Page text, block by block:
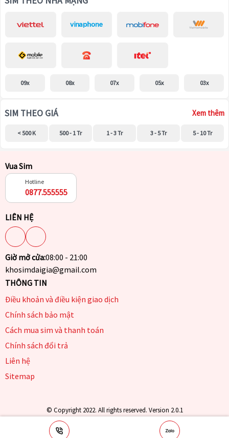
09x 08x 07x 05x 03x
SIM THEO GIÁ Xem thêm
< 500 K 500 - 1 Tr 1 - 3 Tr 3 - 5 Tr 5 - 10 Tr
Vua Sim
Hotline
0877.555555
LIÊN HỆ
Giờ mở cửa:08:00 - 21:00
khosimdaigia@gmail.com
THÔNG TIN
Điều khoản và điều kiện giao dịch
Chính sách bảo mật
Cách mua sim và thanh toán
Chính sách đổi trả
Liên hệ
Sitemap
© Copyright 2022. All rights reserved. Version 2.0.1